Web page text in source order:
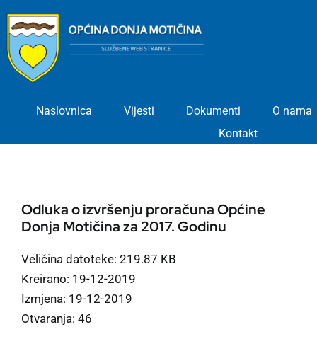
content
Naslovnica Vijesti Dokumenti
O nama
Kontakt
Odluka o izvršenju proračuna Općine
Donja Motičina za 2017. Godinu
Veličina datoteke: 219.87 KB
Kreirano: 19-12-2019
Izmjena: 19-12-2019
Otvaranja: 46